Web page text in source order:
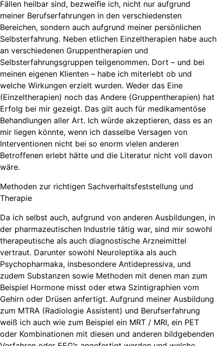
Fällen heilbar sind, bezweifle ich, nicht nur aufgrund
meiner Berufserfahrungen in den verschiedensten
Bereichen, sondern auch aufgrund meiner persönlichen
Selbsterfahrung. Neben etlichen Einzeltherapien habe auch
an verschiedenen Gruppentherapien und
Selbsterfahrungsgruppen teilgenommen. Dort – und bei
meinen eigenen Klienten – habe ich miterlebt ob und
welche Wirkungen erzielt wurden. Weder das Eine
(Einzeltherapien) noch das Andere (Gruppentherapien) hat
Erfolg bei mir gezeigt. Das gilt auch für medikamentöse
Behandlungen aller Art. Ich würde akzeptieren, dass es an
mir liegen könnte, wenn ich dasselbe Versagen von
Interventionen nicht bei so enorm vielen anderen
Betroffenen erlebt hätte und die Literatur nicht voll davon
wäre.
Methoden zur richtigen Sachverhaltsfeststellung und
Therapie
Da ich selbst auch, aufgrund von anderen Ausbildungen, in
der pharmazeutischen Industrie tätig war, sind mir sowohl
therapeutische als auch diagnostische Arzneimittel
vertraut. Darunter sowohl Neuroleptika als auch
Psychopharmaka, insbesondere Antidepressiva, und
zudem Substanzen sowie Methoden mit denen man zum
Beispiel Hormone misst oder etwa Szintigraphien vom
Gehirn oder Drüsen anfertigt. Aufgrund meiner Ausbildung
zum MTRA (Radiologie Assistent) und Berufserfahrung
weiß ich auch wie zum Beispiel ein MRT / MRI, ein PET
oder Kombinationen mit diesen und anderen bildgebenden